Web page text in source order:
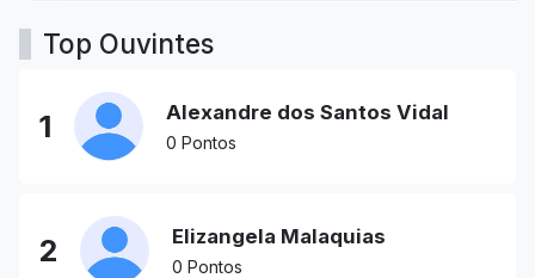
Top Ouvintes
1 Alexandre dos Santos Vidal
0 Pontos
2 Elizangela Malaquias
0 Pontos